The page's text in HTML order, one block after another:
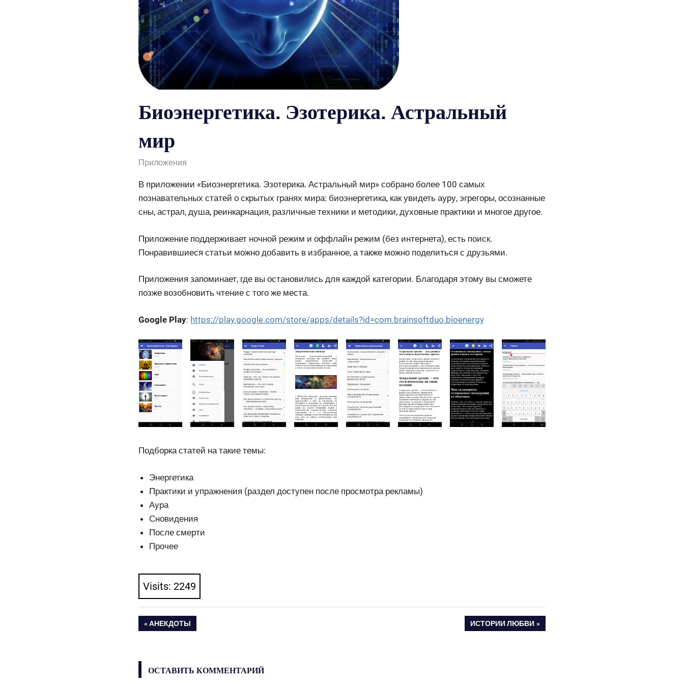
Биоэнергетика. Эзотерика. Астральный
мир
admin
Приложения
В приложении «Биоэнергетика. Эзотерика. Астральный мир» собрано более 100 самых
познавательных статей о скрытых гранях мира: биоэнергетика, как увидеть ауру, эгрегоры, осознанные
сны, астрал, душа, реинкарнация, различные техники и методики, духовные практики и многое другое.
Приложение поддерживает ночной режим и оффлайн режим (без интернета), есть поиск.
Понравившиеся статьи можно добавить в избранное, а также можно поделиться с друзьями.
Приложения запоминает, где вы остановились для каждой категории. Благодаря этому вы сможете
позже возобновить чтение с того же места.
Google Play: https://play.google.com/store/apps/details?id=com.brainsoftduo.bioenergy
Подборка статей на такие темы:
Энергетика
Практики и упражнения (раздел доступен после просмотра рекламы)
Аура
Сновидения
После смерти
Прочее
Visits: 2249
Навигация
записям
ПРЕДЫДУЩАЯ
АНЕКДОТЫ
СЛЕДУЮЩАЯ
ИСТОРИИ ЛЮБВИ
ОСТАВИТЬ КОММЕНТАРИЙ